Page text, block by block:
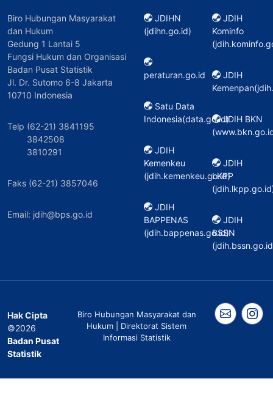
Biro Hubungan Masyarakat
dan Hukum
Gedung 1 Lantai 5
Fungsi Hukum dan Organisasi
Badan Pusat Statistik
Jl. Dr. Sutomo 6-8 Jakarta
10710 Indonesia
Telp (62-21) 3841195
3842508
3810291
Faks (62-21) 3857046
Email: jdih@bps.go.id
JDIHN
(jdihn.go.id)
peraturan.go.id
Satu Data
Indonesia(data.go.id)
JDIH
Kemenkeu
(jdih.kemenkeu.go.id)
JDIH
BAPPENAS
(jdih.bappenas.go.id)
JDIH
Kominfo
JDIH
JDIH BKN
JDIH
LKPP
JDIH
BSSN
Hak Cipta
©2026
Badan Pusat
Statistik
Biro Hubungan Masyarakat dan
Hukum | Direktorat Sistem
Informasi Statistik